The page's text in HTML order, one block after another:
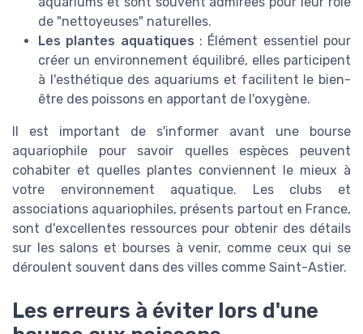
de "nettoyeuses" naturelles.
Les plantes aquatiques : Élément essentiel pour
créer un environnement équilibré, elles participent
à l'esthétique des aquariums et facilitent le bien-
être des poissons en apportant de l'oxygène.
Il est important de s'informer avant une bourse
aquariophile pour savoir quelles espèces peuvent
cohabiter et quelles plantes conviennent le mieux à
votre environnement aquatique. Les clubs et
associations aquariophiles, présents partout en France,
sont d'excellentes ressources pour obtenir des détails
sur les salons et bourses à venir, comme ceux qui se
déroulent souvent dans des villes comme Saint-Astier.
Les erreurs à éviter lors d'une